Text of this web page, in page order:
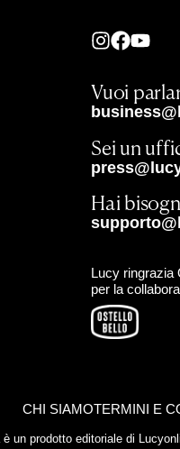
Vuoi
Sei un
Hai
Lucy ringrazia
per la
CHI SIAMOTERMINI E
è un prodotto editoriale di